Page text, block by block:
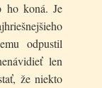
ho koná. Je
odpustil
len
že niekto